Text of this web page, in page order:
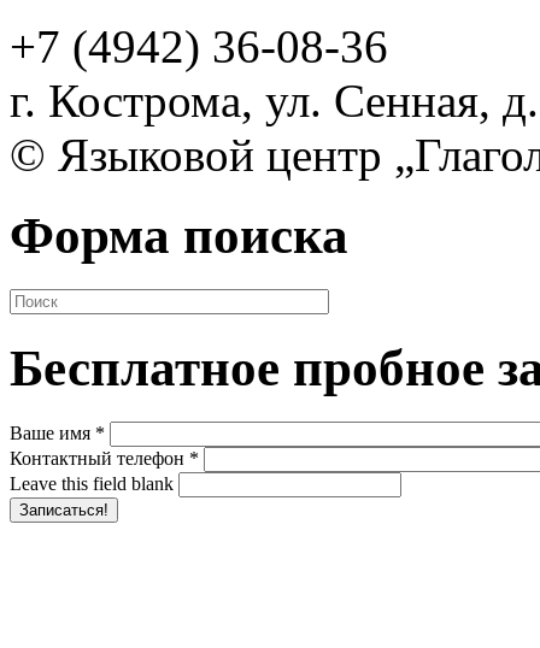
+7 (4942) 36-08-36
г. Кострома, ул. Сенная,
© Языковой центр
Форма поиска
Бесплатное пробное
Ваше имя *
Контактный телефон *
Leave this field blank